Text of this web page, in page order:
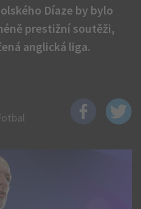
Díaze by bylo
prestižní soutěži,
anglická liga.